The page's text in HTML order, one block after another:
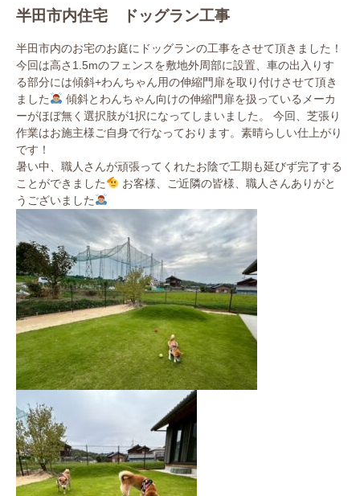
半田市内住宅 ドッグラン工事
半田市内のお宅のお庭にドッグランの工事をさせて頂きました！
今回は高さ1.5mのフェンスを敷地外周部に設置、車の出入りす
る部分には傾斜+わんちゃん用の伸縮門扉を取り付けさせて頂き
ました
傾斜とわんちゃん向けの伸縮門扉を扱っているメーカ
ーがほぼ無く選択肢が1択になってしまいました。 今回、芝張り
作業はお施主様ご自身で行なっております。素晴らしい仕上がり
です！
暑い中、職人さんが頑張ってくれたお陰で工期も延びず完了する
ことができました
お客様、ご近隣の皆様、職人さんありがと
うございました